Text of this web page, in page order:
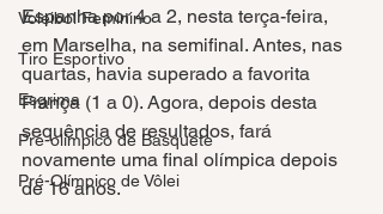
Voleibol Feminino
Tiro Esportivo
Esgrima
Pré-olímpico de Basquete
Pré-Olímpico de Vôlei
Espanha por 4 a 2, nesta terça-feira,
em Marselha, na semifinal. Antes, nas
quartas, havia superado a favorita
França (1 a 0). Agora, depois desta
sequência de resultados, fará
novamente uma final olímpica depois
de 16 anos.